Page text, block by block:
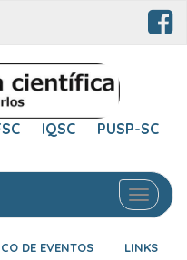
IQSC PUSP-SC
Toggle
DE EVENTOS LINKS